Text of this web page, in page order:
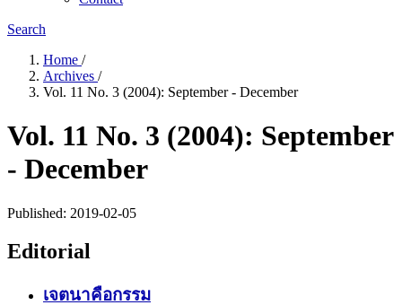
Search
Home /
Archives /
Vol. 11 No. 3 (2004): September - December
Vol. 11 No. 3 (2004): September
- December
Published: 2019-02-05
Editorial
เจตนาคือกรรม